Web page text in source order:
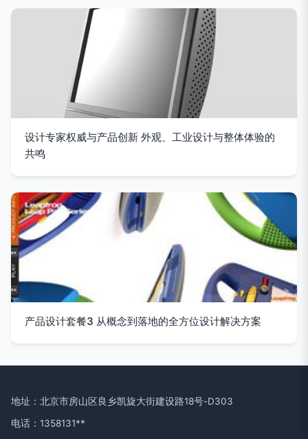
设计专家权威与产品创新 外观、工业设计与整体体验的
共鸣
产品设计套餐3 从概念到落地的全方位设计解决方案
地址：北京市房山区良乡凯旋大街建设路18号-D303
电话：1358131**